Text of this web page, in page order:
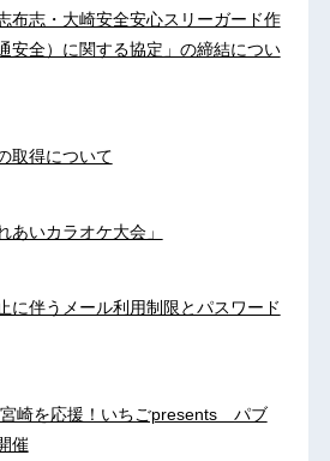
布志・大崎安全安心スリーガード作
安全）に関する協定」の締結につい
取得について
あいカラオケ大会」
に伴うメール利用制限とパスワード
崎を応援！いちごpresents パブ
催